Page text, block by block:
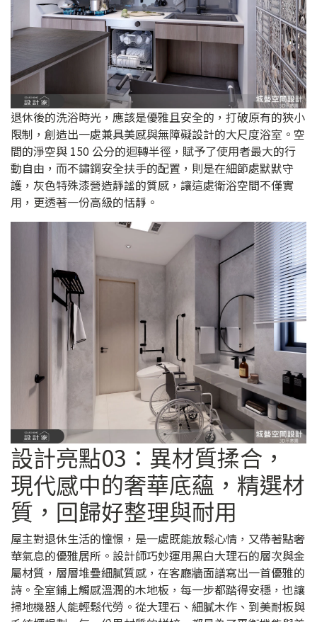
退休後的洗浴時光，應該是優雅且安全的，打破原有的狹小
限制，創造出一處兼具美感與無障礙設計的大尺度浴室。空
間的淨空與 150 公分的迴轉半徑，賦予了使用者最大的行
動自由，而不鏽鋼安全扶手的配置，則是在細節處默默守
護，灰色特殊漆營造靜謐的質感，讓這處衛浴空間不僅實
用，更透著一份高級的恬靜。
設計亮點03：異材質揉合，
現代感中的奢華底蘊，精選材
質，回歸好整理與耐用
屋主對退休生活的憧憬，是一處既能放鬆心情，又帶著點奢
華氣息的優雅居所。設計師巧妙運用黑白大理石的層次與金
屬材質，層層堆疊細膩質感，在客廳牆面譜寫出一首優雅的
詩。全室鋪上觸感溫潤的木地板，每一步都踏得安穩，也讓
掃地機器人能輕鬆代勞。從大理石、細膩木作、到美耐板與